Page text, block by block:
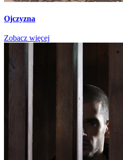
Ojczyzna
Zobacz więcej